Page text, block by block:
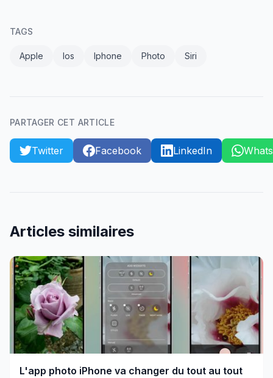
TAGS
Apple Ios Iphone Photo Siri
PARTAGER CET ARTICLE
Twitter Facebook LinkedIn
Articles similaires
L'app photo iPhone va changer du tout au tout